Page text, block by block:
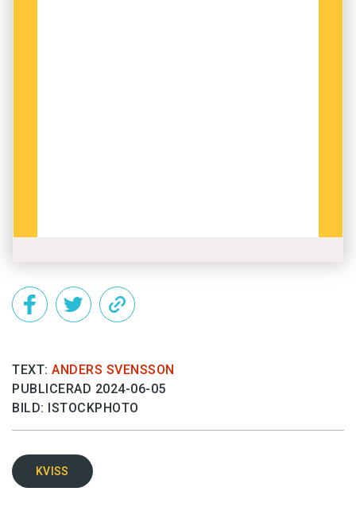
TEXT: ANDERS SVENSSON
PUBLICERAD 2024-06-05
BILD: ISTOCKPHOTO
KVISS